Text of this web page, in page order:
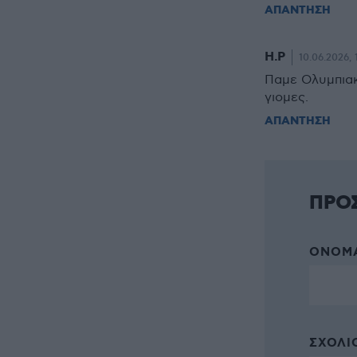
ΑΠΑΝΤΗΣΗ
Η.Ρ 10.06.2026,
Παμε
γιομες.
ΑΠΑΝΤΗΣΗ